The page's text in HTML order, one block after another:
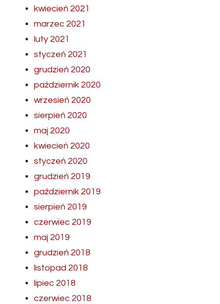
kwiecień 2021
marzec 2021
luty 2021
styczeń 2021
grudzień 2020
październik 2020
wrzesień 2020
sierpień 2020
maj 2020
kwiecień 2020
styczeń 2020
grudzień 2019
październik 2019
sierpień 2019
czerwiec 2019
maj 2019
grudzień 2018
listopad 2018
lipiec 2018
czerwiec 2018